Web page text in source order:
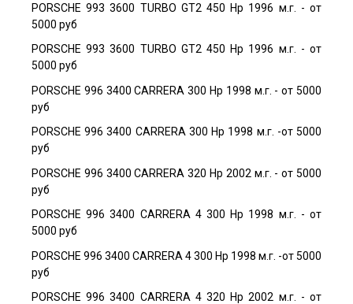
PORSCHE 993 3600 TURBO GT2 450 Hp 1996 м.г. - от
5000 руб
PORSCHE 993 3600 TURBO GT2 450 Hp 1996 м.г. - от
5000 руб
PORSCHE 996 3400 CARRERA 300 Hp 1998 м.г. - от 5000
руб
PORSCHE 996 3400 CARRERA 300 Hp 1998 м.г. -от 5000
руб
PORSCHE 996 3400 CARRERA 320 Hp 2002 м.г. - от 5000
руб
PORSCHE 996 3400 CARRERA 4 300 Hp 1998 м.г. - от
5000 руб
PORSCHE 996 3400 CARRERA 4 300 Hp 1998 м.г. -от 5000
руб
PORSCHE 996 3400 CARRERA 4 320 Hp 2002 м.г. - от